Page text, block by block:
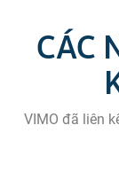
CÁC
VIMO đã liên